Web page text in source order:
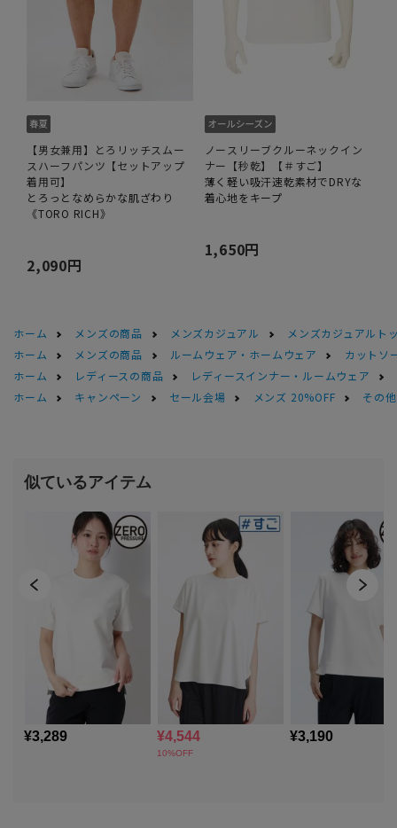
【男女兼用】とろリッチスムー
スハーフパンツ【セットアップ
着用可】
とろっとなめらかな肌ざわり
《TORO RICH》
2,090円
ノースリーブクルーネックイン
ナー【秒乾】【＃すご】
薄く軽い吸汗速乾素材でDRYな
着心地をキープ
1,650円
ホーム メンズの商品 メンズカジュアル
メンズカジュアルト
ホーム
メンズの商品 ルームウェア・ホームウェア
カットソ
ホーム
レディースの商品
レディースインナー・ルームウェア
ホーム
キャンペーン セール会場 メンズ 20%OFF その